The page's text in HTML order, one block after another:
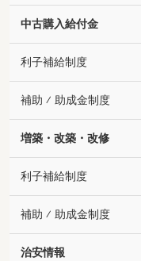
中古購入給付金
利子補給制度
補助 ⁄ 助成金制度
増築・改築・改修
利子補給制度
補助 ⁄ 助成金制度
治安情報